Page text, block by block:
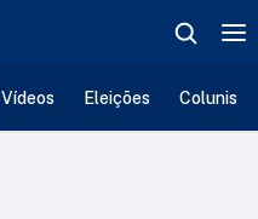
Vídeos Eleições